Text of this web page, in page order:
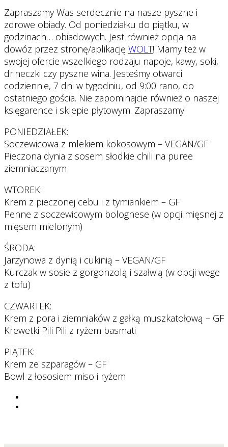
Zapraszamy Was serdecznie na nasze pyszne i
zdrowe obiady. Od poniedziałku do piątku, w
godzinach… obiadowych. Jest również opcja na
dowóz przez stronę/aplikację WOLT! Mamy też w
swojej ofercie wszelkiego rodzaju napoje, kawy, soki,
drineczki czy pyszne wina. Jesteśmy otwarci
codziennie, 7 dni w tygodniu, od 9:00 rano, do
ostatniego gościa. Nie zapominajcie również o naszej
księgarence i sklepie płytowym. Zapraszamy!
PONIEDZIAŁEK:
Soczewicowa z mlekiem kokosowym – VEGAN/GF
Pieczona dynia z sosem słodkie chili na puree
ziemniaczanym
WTOREK:
Krem z pieczonej cebuli z tymiankiem – GF
Penne z soczewicowym bolognese (w opcji mięsnej z
mięsem mielonym)
ŚRODA:
Jarzynowa z dynią i cukinią – VEGAN/GF
Kurczak w sosie z gorgonzolą i szałwią (w opcji wege
z tofu)
CZWARTEK:
Krem z pora i ziemniaków z gałką muszkatołową – GF
Krewetki Pili Pili z ryżem basmati
PIĄTEK:
Krem ze szparagów – GF
Bowl z łososiem miso i ryżem